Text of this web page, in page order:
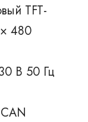
TFT-
480
В 50 Гц